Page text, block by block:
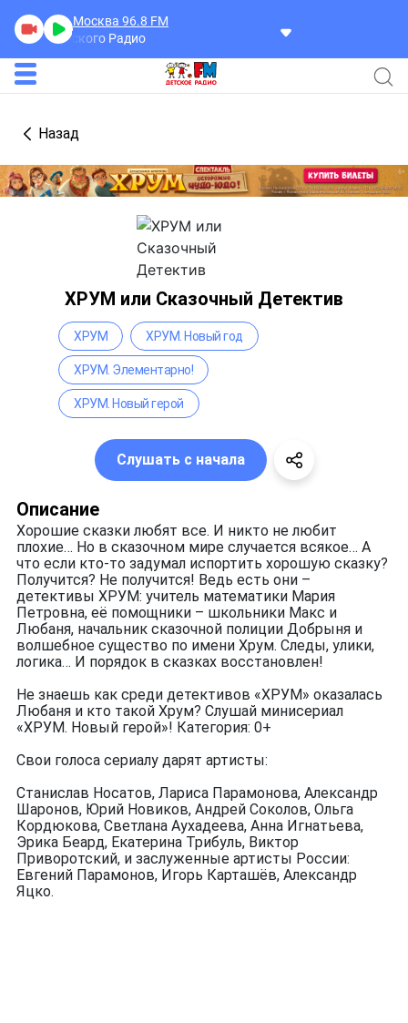
Москва 96.8 FM
Детского Радио
Назад
ХРУМ или Сказочный Детектив
Описание
Хорошие сказки любят все. И никто не любит
плохие… Но в сказочном мире случается всякое… А
что если кто-то задумал испортить хорошую сказку?
Получится? Не получится! Ведь есть они –
детективы ХРУМ: учитель математики Мария
Петровна, её помощники – школьники Макс и
Любаня, начальник сказочной полиции Добрыня и
волшебное существо по имени Хрум. Следы, улики,
логика… И порядок в сказках восстановлен!
Не знаешь как среди детективов «ХРУМ» оказалась
Любаня и кто такой Хрум? Слушай минисериал
«ХРУМ. Новый герой»! Категория: 0+
Свои голоса сериалу дарят артисты:
Станислав Носатов, Лариса Парамонова, Александр
Шаронов, Юрий Новиков, Андрей Соколов, Ольга
Кордюкова, Светлана Аухадеева, Анна Игнатьева,
Эрика Беард, Екатерина Трибуль, Виктор
Приворотский, и заслуженные артисты России:
Евгений Парамонов, Игорь Карташёв, Александр
Яцко.
ХРУМ ХРУМ. Новый год
ХРУМ. Элементарно!
ХРУМ. Новый герой
Слушать с начала